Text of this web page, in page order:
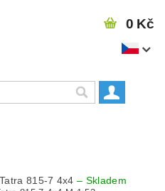
0 Kč
815-7 4x4– Skladem